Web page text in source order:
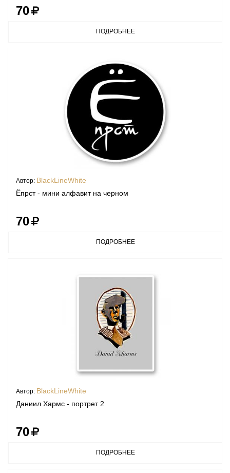
70
ПОДРОБНЕЕ
Автор: BlackLineWhite
Ёпрст - мини алфавит на черном
70
ПОДРОБНЕЕ
Автор: BlackLineWhite
Даниил Хармс - портрет 2
70
ПОДРОБНЕЕ